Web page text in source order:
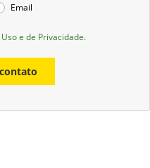
Email
e de Privacidade.